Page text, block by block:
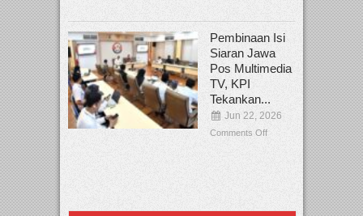
Pembinaan Isi
Siaran Jawa
Pos Multimedia
TV, KPI
Tekankan...
Jun 22, 2026
Comments Off